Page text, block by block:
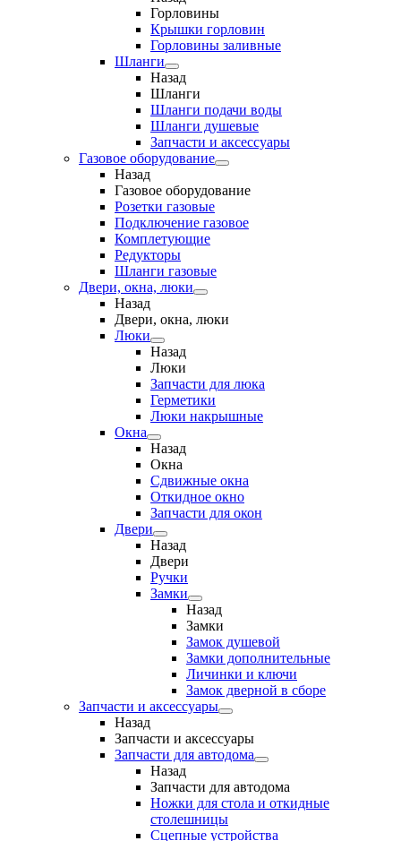
Горловины
Крышки горловин
Горловины заливные
Шланги
Назад
Шланги
Шланги подачи воды
Шланги душевые
Запчасти и аксессуары
Газовое оборудование
Назад
Газовое оборудование
Розетки газовые
Подключение газовое
Комплетующие
Редукторы
Шланги газовые
Двери, окна, люки
Назад
Двери, окна, люки
Люки
Назад
Люки
Запчасти для люка
Герметики
Люки накрышные
Окна
Назад
Окна
Сдвижные окна
Откидное окно
Запчасти для окон
Двери
Назад
Двери
Ручки
Замки
Назад
Замки
Замок душевой
Замки дополнительные
Личинки и ключи
Замок дверной в сборе
Запчасти и аксессуары
Назад
Запчасти и аксессуары
Запчасти для автодома
Назад
Запчасти для автодома
Ножки для стола и откидные
столешницы
Сцепные устройства